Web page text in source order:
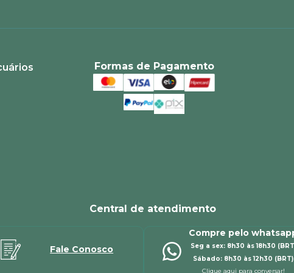
Formas de Pagamento
Central de atendimento
Fale Conosco
Compre pelo
Seg a sex: 8h30 às 18h30
Sábado: 8h30 às 12h30 (BRT)
Clique aqui para conversar!